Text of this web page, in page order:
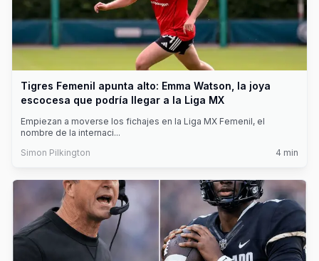
Tigres Femenil apunta alto: Emma Watson, la joya
escocesa que podría llegar a la Liga MX
Empiezan a moverse los fichajes en la Liga MX Femenil, el
nombre de la internaci...
Simon Pilkington
4 min